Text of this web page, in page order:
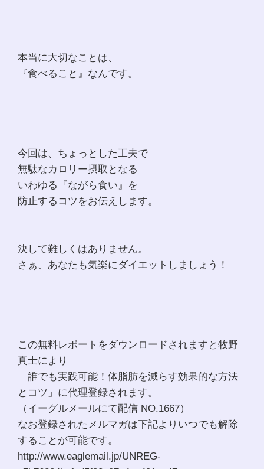
本当に大切なことは、
『食べること』なんです。
今回は、ちょっとした工夫で
無駄なカロリー摂取となる
いわゆる『ながら食い』を
防止するコツをお伝えします。
決して難しくはありません。
さぁ、あなたも気楽にダイエットしましょう！
この無料レポートをダウンロードされますと牧野
真士により
「誰でも実践可能！体脂肪を減らす効果的な方法
とコツ」に代理登録されます。
（イーグルメールにて配信 NO.1667）
なお登録されたメルマガは下記よりいつでも解除
することが可能です。
http://www.eaglemail.jp/UNREG-